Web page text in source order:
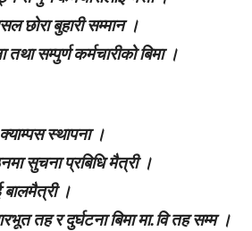
छोरा बुहारी सम्मान ।
सम्पुर्ण कर्मचारीको बिमा ।
स्थापना ।
सुचना प्रबिधि मैत्री ।
।
तह र दुर्घटना बिमा मा.वि तह सम्म ।